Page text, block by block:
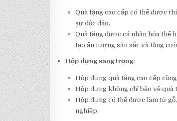
Quà tặng cao cấp có thể được
sự độc đáo.
Quà tặng được cá nhân hóa thể
tạo ấn tượng sâu sắc và tăng
Hộp đựng sang trọng:
Hộp đựng quà tặng cao cấp
Hộp đựng không chỉ bảo vệ
Hộp đựng có thể được làm từ
nghiệp.